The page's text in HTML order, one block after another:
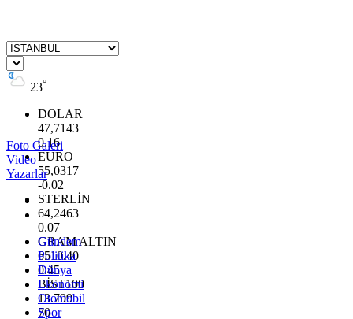
23°
DOLAR
47,7143
0.16
EURO
55,0317
-0.02
STERLİN
64,2463
0.07
GRAM ALTIN
6510.40
0.45
BİST100
13.799
70
Foto Galeri
Video
Yazarlar
Gündem
Politika
Dünya
Ekonomi
Otomobil
Spor